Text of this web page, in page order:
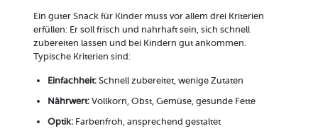
Ein guter Snack für Kinder muss vor allem drei Kriterien
erfüllen: Er soll frisch und nahrhaft sein, sich schnell
zubereiten lassen und bei Kindern gut ankommen.
Typische Kriterien sind:
Einfachheit:Schnell zubereitet, wenige Zutaten
Nährwert:Vollkorn, Obst, Gemüse, gesunde Fette
Optik:Farbenfroh, ansprechend gestaltet